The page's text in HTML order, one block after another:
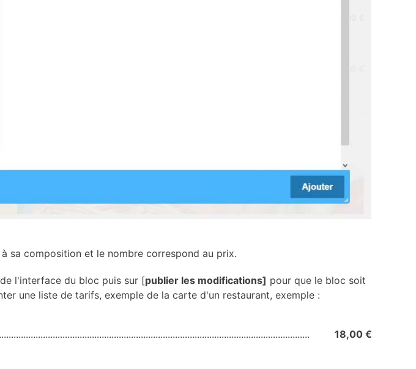
sa composition et le nombre correspond au prix.
l'interface du bloc puis sur [publier les modifications] pour que le bloc soit
une liste de tarifs, exemple de la carte d'un restaurant, exemple :
18,00 €